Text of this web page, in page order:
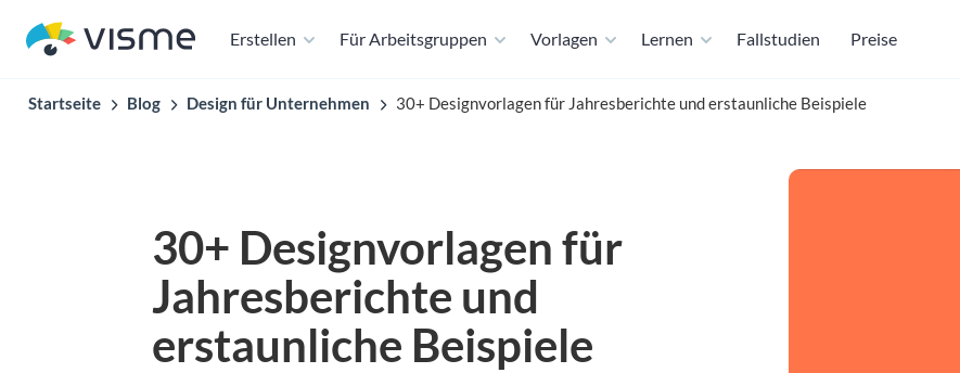
Erstellen Für Arbeitsgruppen Vorlagen Lernen Fallstudien Preise
Startseite Blog Design für Unternehmen 30+ Designvorlagen für Jahresberichte und erstaunliche Beispiele
30+ Designvorlagen für
Jahresberichte und
erstaunliche Beispiele